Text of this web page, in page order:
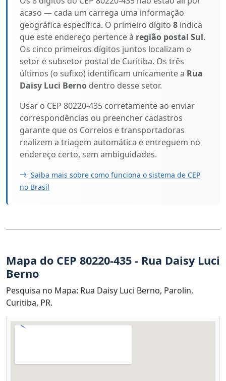
acaso — cada um carrega uma informação
geográfica específica. O primeiro dígito 8 indica
que este endereço pertence à região postal Sul.
Os cinco primeiros dígitos juntos localizam o
setor e subsetor postal de Curitiba. Os três
últimos (o sufixo) identificam unicamente a Rua
Daisy Luci Berno dentro desse setor.
Usar o CEP 80220-435 corretamente ao enviar
correspondências ou preencher cadastros
garante que os Correios e transportadoras
realizem a triagem automática e entreguem no
endereço certo, sem ambiguidades.
Saiba mais sobre como funciona o sistema de CEP
no Brasil
Mapa do CEP 80220-435 - Rua Daisy Luci
Berno
Pesquisa no Mapa: Rua Daisy Luci Berno, Parolin,
Curitiba, PR.